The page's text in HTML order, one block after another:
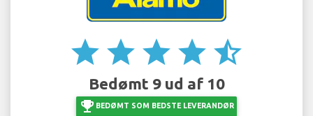
star star star star star_half
Bedømt 9 ud af 10
emoji_events BEDØMT SOM BEDSTE LEVERANDØR